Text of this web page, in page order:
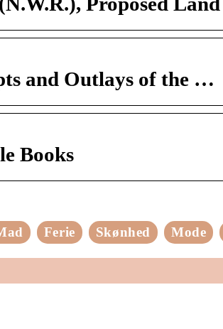
and Outlays of the …
Books
Ferie Skønhed Mode